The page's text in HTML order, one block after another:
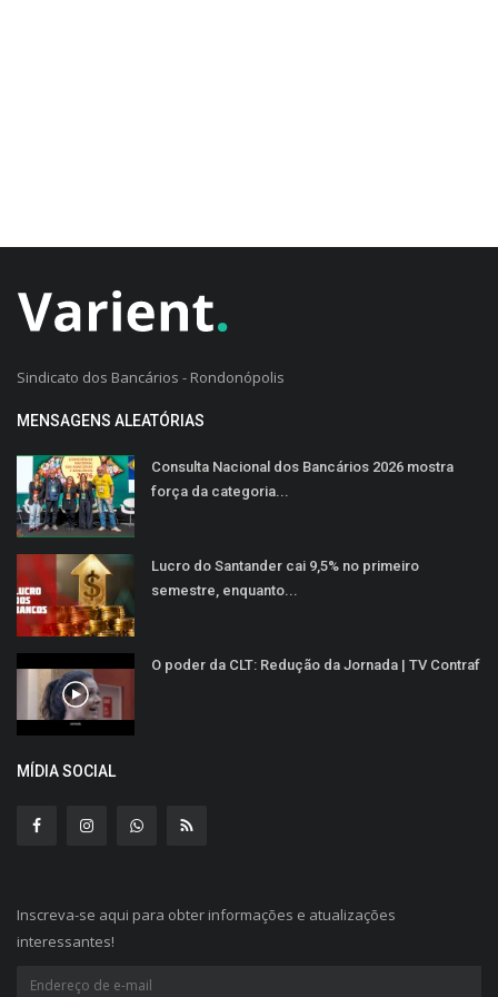
Sindicato dos Bancários - Rondonópolis
MENSAGENS ALEATÓRIAS
Consulta Nacional dos Bancários 2026 mostra
força da categoria...
Lucro do Santander cai 9,5% no primeiro
semestre, enquanto...
O poder da CLT: Redução da Jornada | TV Contraf
MÍDIA SOCIAL
Inscreva-se aqui para obter informações e atualizações
interessantes!